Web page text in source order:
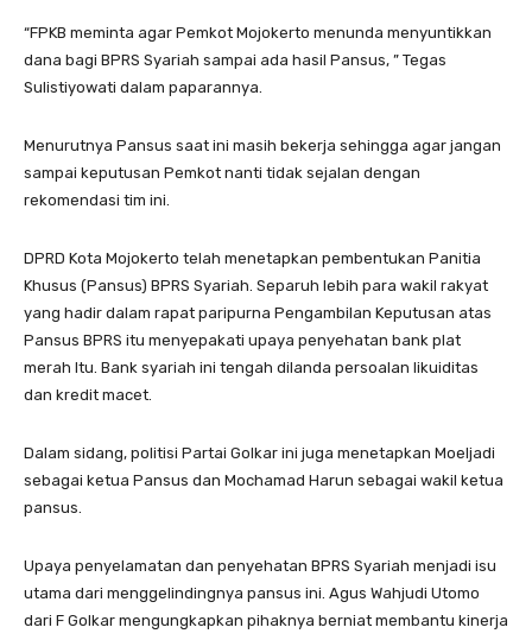
“FPKB meminta agar Pemkot Mojokerto menunda menyuntikkan
dana bagi BPRS Syariah sampai ada hasil Pansus, ” Tegas
Sulistiyowati dalam paparannya.
Menurutnya Pansus saat ini masih bekerja sehingga agar jangan
sampai keputusan Pemkot nanti tidak sejalan dengan
rekomendasi tim ini.
DPRD Kota Mojokerto telah menetapkan pembentukan Panitia
Khusus (Pansus) BPRS Syariah. Separuh lebih para wakil rakyat
yang hadir dalam rapat paripurna Pengambilan Keputusan atas
Pansus BPRS itu menyepakati upaya penyehatan bank plat
merah Itu. Bank syariah ini tengah dilanda persoalan likuiditas
dan kredit macet.
Dalam sidang, politisi Partai Golkar ini juga menetapkan Moeljadi
sebagai ketua Pansus dan Mochamad Harun sebagai wakil ketua
pansus.
Upaya penyelamatan dan penyehatan BPRS Syariah menjadi isu
utama dari menggelindingnya pansus ini. Agus Wahjudi Utomo
dari F Golkar mengungkapkan pihaknya berniat membantu kinerja